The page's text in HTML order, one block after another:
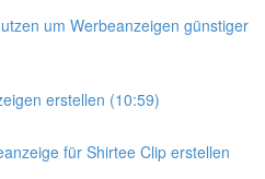
um Werbeanzeigen günstiger
erstellen (10:59)
für Shirtee Clip erstellen